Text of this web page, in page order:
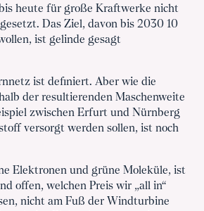
heute für große Kraftwerke nicht
Das Ziel, davon bis 2030 10
ist gelinde gesagt
ist definiert. Aber wie die
der resultierenden Maschenweite
zwischen Erfurt und Nürnberg
versorgt werden sollen, ist noch
Elektronen und grüne Moleküle, ist
offen, welchen Preis wir „all in“
nicht am Fuß der Windturbine